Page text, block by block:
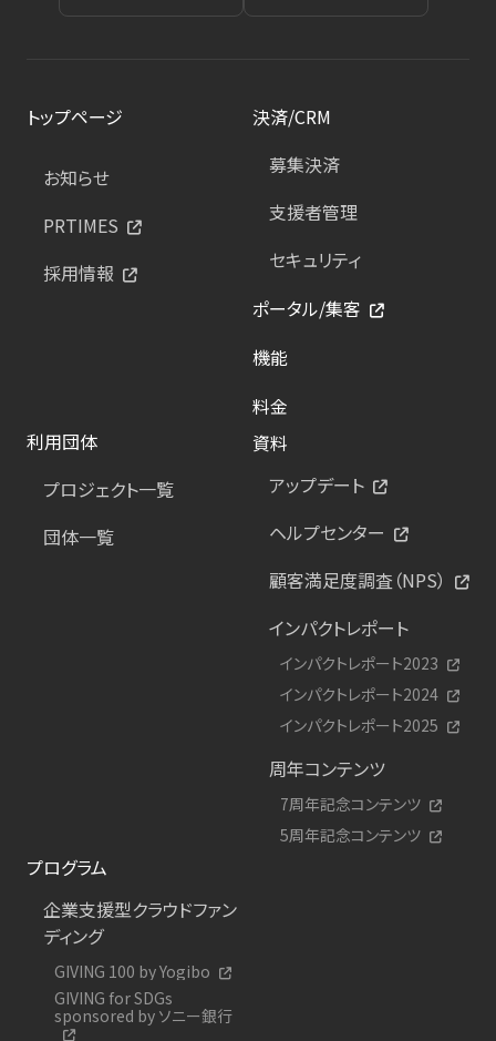
トップページ
お知らせ
PRTIMES
採用情報
決済/CRM
募集決済
支援者管理
セキュリティ
ポータル/集客
機能
料金
利用団体
プロジェクト一覧
団体一覧
資料
アップデート
ヘルプセンター
顧客満足度調査（NPS）
インパクトレポート
インパクトレポート2023
インパクトレポート2024
インパクトレポート2025
周年コンテンツ
7周年記念コンテンツ
5周年記念コンテンツ
プログラム
企業支援型クラウドファン
ディング
GIVING 100 by Yogibo
GIVING for SDGs
sponsored by ソニー銀行